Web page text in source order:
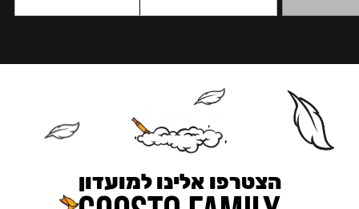
הצטרפו אלינו למועדון